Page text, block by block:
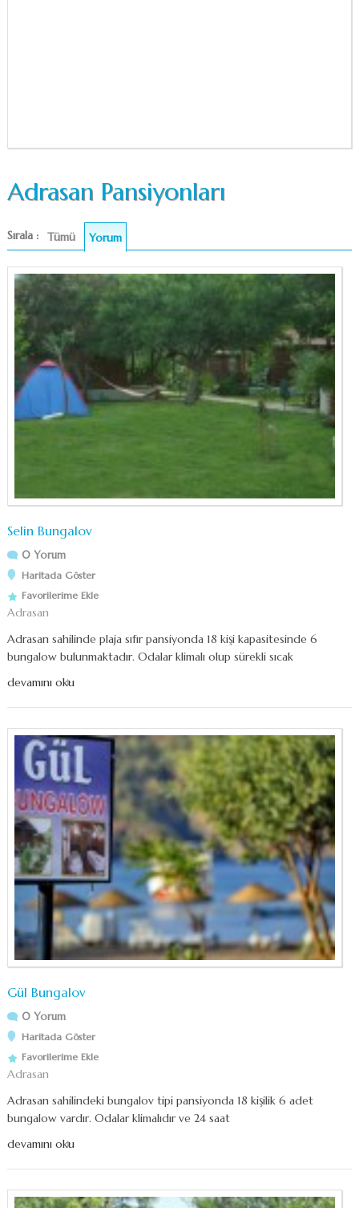
Adrasan Pansiyonları
Sırala : Tümü Yorum
Selin Bungalov
0 Yorum
Haritada Göster
Favorilerime Ekle
Adrasan
Adrasan sahilinde plaja sıfır pansiyonda 18 kişi kapasitesinde 6
bungalow bulunmaktadır. Odalar klimalı olup sürekli sıcak
devamını oku
Gül Bungalov
0 Yorum
Haritada Göster
Favorilerime Ekle
Adrasan
Adrasan sahilindeki bungalov tipi pansiyonda 18 kişilik 6 adet
bungalow vardır. Odalar klimalıdır ve 24 saat
devamını oku